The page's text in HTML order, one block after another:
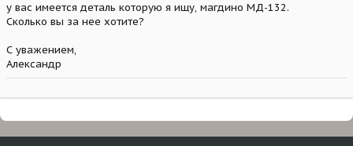
у вас имеется деталь которую я ищу, магдино МД-132.
Сколько вы за нее хотите?
С уважением,
Александр